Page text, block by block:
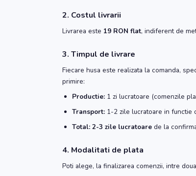
2. Costul livrarii
Livrarea este 19 RON flat, indiferent de
3. Timpul de livrare
Fiecare husa este realizata la comanda,
primire:
Productie: 1 zi lucratoare (comenzile
Transport: 1-2 zile lucratoare in functie
Total: 2-3 zile lucratoare de la
4. Modalitati de plata
Poti alege, la finalizarea comenzii, intre